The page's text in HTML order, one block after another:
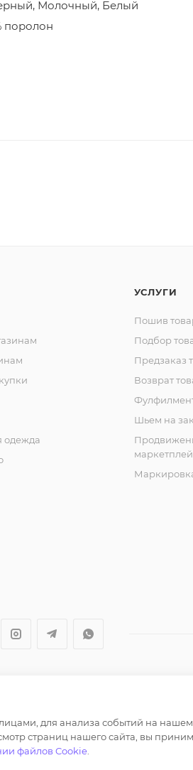
Молочный, Белый
поролон
одежда
УСЛУГИ
Пошив
Подбор
Предзаказ
Возврат
Шьем на
офертой определяемой
https://opt-milena.ru,
для анализа событий на нашем
страниц нашего сайта, вы
файлов Cookie